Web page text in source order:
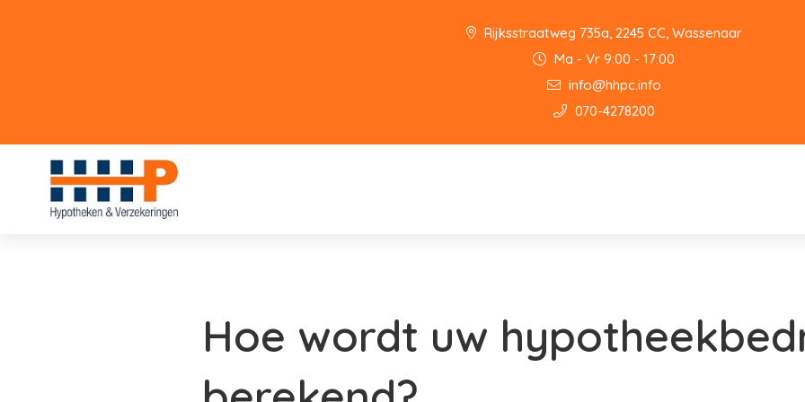
Rijksstraatweg 735a, 2245 CC, Wassenaar
Ma - Vr 9:00 - 17:00
info@hhpc.info
070-4278200
Hoe wordt uw